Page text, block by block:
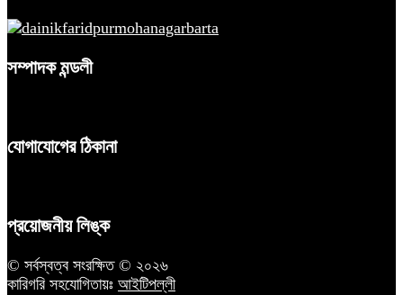
সম্পাদক মন্ডলী
যোগাযোগের ঠিকানা
প্রয়োজনীয় লিঙ্ক
© সর্বস্বত্ব সংরক্ষিত © ২০২৬
কারিগরি সহযোগিতায়ঃ আইটিপল্লী